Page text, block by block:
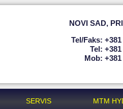
NOVI SAD,
Tel/faks: +381
Tel:
Mob: +381
SERVIS MTM